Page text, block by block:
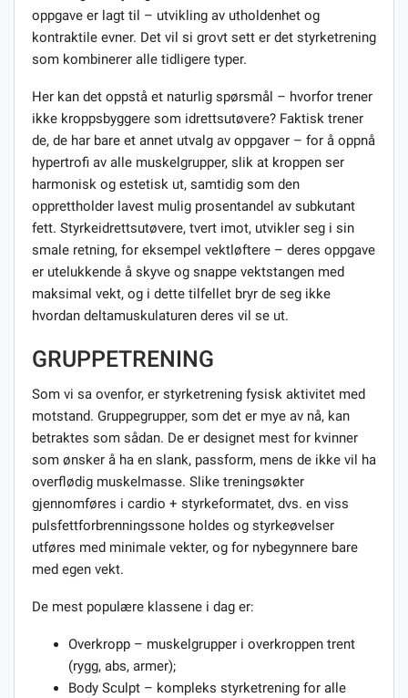
oppgave er lagt til – utvikling av utholdenhet og
kontraktile evner. Det vil si grovt sett er det styrketrening
som kombinerer alle tidligere typer.
Her kan det oppstå et naturlig spørsmål – hvorfor trener
ikke kroppsbyggere som idrettsutøvere? Faktisk trener
de, de har bare et annet utvalg av oppgaver – for å oppnå
hypertrofi av alle muskelgrupper, slik at kroppen ser
harmonisk og estetisk ut, samtidig som den
opprettholder lavest mulig prosentandel av subkutant
fett. Styrkeidrettsutøvere, tvert imot, utvikler seg i sin
smale retning, for eksempel vektløftere – deres oppgave
er utelukkende å skyve og snappe vektstangen med
maksimal vekt, og i dette tilfellet bryr de seg ikke
hvordan deltamuskulaturen deres vil se ut.
GRUPPETRENING
Som vi sa ovenfor, er styrketrening fysisk aktivitet med
motstand. Gruppegrupper, som det er mye av nå, kan
betraktes som sådan. De er designet mest for kvinner
som ønsker å ha en slank, passform, mens de ikke vil ha
overflødig muskelmasse. Slike treningsøkter
gjennomføres i cardio + styrkeformatet, dvs. en viss
pulsfettforbrenningssone holdes og styrkeøvelser
utføres med minimale vekter, og for nybegynnere bare
med egen vekt.
De mest populære klassene i dag er:
Overkropp – muskelgrupper i overkroppen trent
(rygg, abs, armer);
Body Sculpt – kompleks styrketrening for alle